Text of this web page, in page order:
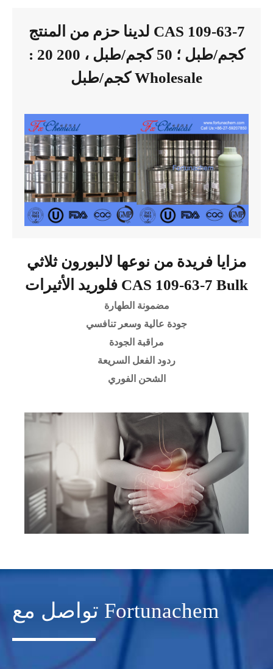
لدينا حزم من المنتج CAS 109-63-7
: 20 كجم/طبل ؛ 50 كجم/طبل ، 200
كجم/طبل Wholesale
مزايا فريدة من نوعها لالبورون ثلاثي
فلوريد الأثيرات CAS 109-63-7 Bulk
مضمونة الطهارة
جودة عالية وسعر تنافسي
مراقبة الجودة
ردود الفعل السريعة
الشحن الفوري
تواصل مع Fortunachem